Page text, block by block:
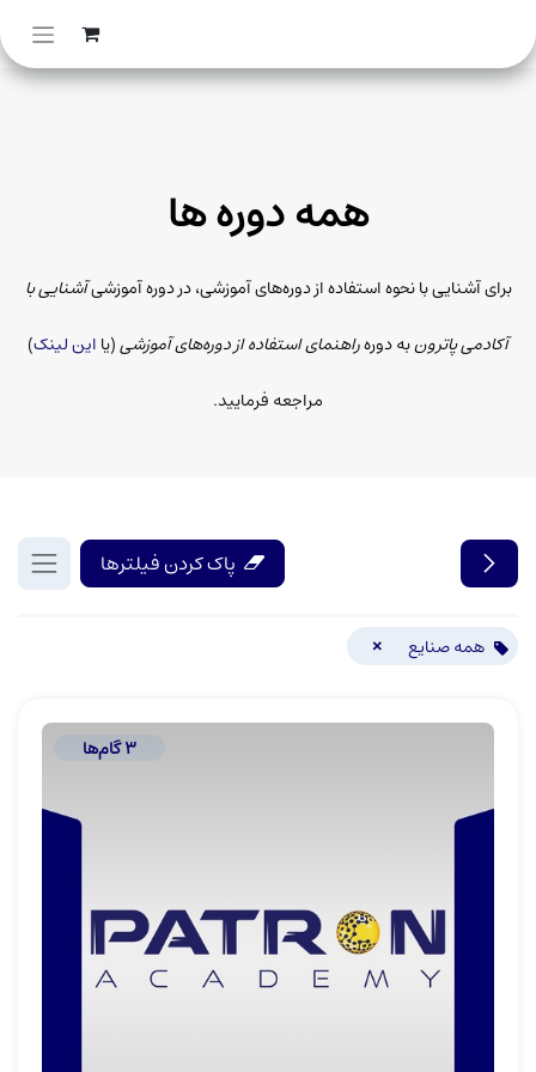
همه دوره ها
برای آشنایی با نحوه استفاده از دوره‌های آموزشی، در دوره آموزشیآشنایی با
آکادمی پاترونبه دورهراهنمای استفاده از دوره‌های آموزشی(یا این لینک)
مراجعه فرمایید.
پاک کردن فیلترها
همه صنایع ×
3گام‌ها